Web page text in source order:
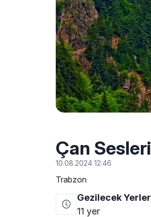
Çan Sesleri
10.08.2024 12:46
Trabzon
Gezilecek Yerler
11 yer